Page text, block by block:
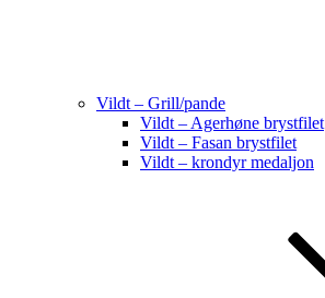
Vildt – Grill/pande
Vildt – Agerhøne brystfilet
Vildt – Fasan brystfilet
Vildt – krondyr medaljon